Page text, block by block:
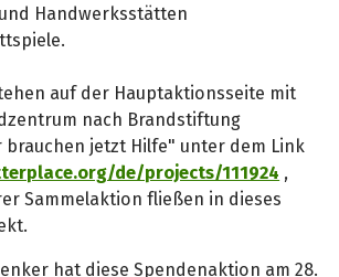
Handwerksstätten
auf der Hauptaktionsseite mit
nach Brandstiftung
brauchen jetzt Hilfe" unter dem Link
de/projects/111924 ,
Sammelaktion fließen in dieses
hat diese Spendenaktion am 28.